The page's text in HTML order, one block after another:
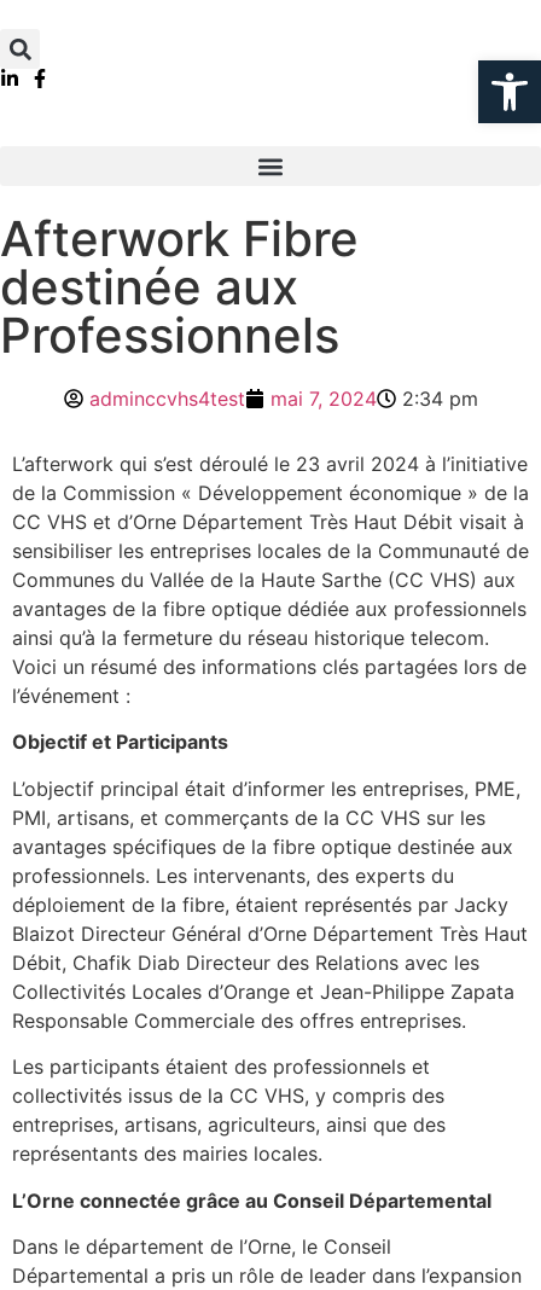
Afterwork Fibre
destinée aux
Professionnels
adminccvhs4test mai 7, 2024 2:34 pm
L’afterwork qui s’est déroulé le 23 avril 2024 à l’initiative
de la Commission « Développement économique » de la
CC VHS et d’Orne Département Très Haut Débit visait à
sensibiliser les entreprises locales de la Communauté de
Communes du Vallée de la Haute Sarthe (CC VHS) aux
avantages de la fibre optique dédiée aux professionnels
ainsi qu’à la fermeture du réseau historique telecom.
Voici un résumé des informations clés partagées lors de
l’événement :
Objectif et Participants
L’objectif principal était d’informer les entreprises, PME,
PMI, artisans, et commerçants de la CC VHS sur les
avantages spécifiques de la fibre optique destinée aux
professionnels. Les intervenants, des experts du
déploiement de la fibre, étaient représentés par Jacky
Blaizot Directeur Général d’Orne Département Très Haut
Débit, Chafik Diab Directeur des Relations avec les
Collectivités Locales d’Orange et Jean-Philippe Zapata
Responsable Commerciale des offres entreprises.
Les participants étaient des professionnels et
collectivités issus de la CC VHS, y compris des
entreprises, artisans, agriculteurs, ainsi que des
représentants des mairies locales.
L’Orne connectée grâce au Conseil Départemental
Dans le département de l’Orne, le Conseil
Départemental a pris un rôle de leader dans l’expansion
Ouvrir